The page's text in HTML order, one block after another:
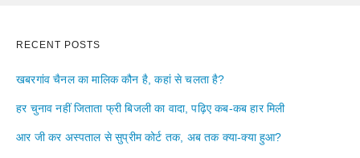
RECENT POSTS
खबरगांव चैनल का मालिक कौन है, कहां से चलता है?
हर चुनाव नहीं जिताता फ्री बिजली का वादा, पढ़िए कब-कब हार मिली
आर जी कर अस्पताल से सुप्रीम कोर्ट तक, अब तक क्या-क्या हुआ?